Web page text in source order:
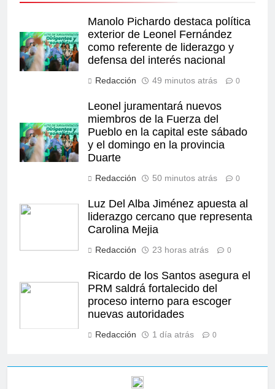
Manolo Pichardo destaca política
exterior de Leonel Fernández
como referente de liderazgo y
defensa del interés nacional
Redacción 49 minutos atrás 0
Leonel juramentará nuevos
miembros de la Fuerza del
Pueblo en la capital este sábado
y el domingo en la provincia
Duarte
Redacción 50 minutos atrás 0
Luz Del Alba Jiménez apuesta al
liderazgo cercano que representa
Carolina Mejia
Redacción 23 horas atrás 0
Ricardo de los Santos asegura el
PRM saldrá fortalecido del
proceso interno para escoger
nuevas autoridades
Redacción 1 día atrás 0